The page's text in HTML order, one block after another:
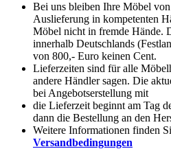
Bei uns bleiben Ihre Möbel
Auslieferung in kompetenten
Möbel nicht in fremde Hände.
innerhalb Deutschlands
von 800,- Euro keinen Cent.
Lieferzeiten sind für alle
andere Händler sagen. Die
bei Angebotserstellung mit
die Lieferzeit beginnt am Tag
dann die Bestellung an den
Weitere Informationen finden
Versandbedingungen